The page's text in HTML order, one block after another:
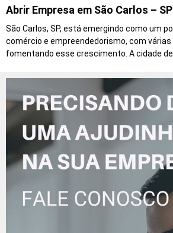
Abrir Empresa em São Carlos – SP
São Carlos, SP, está emergindo como um
comércio e empreendedorismo, com
fomentando esse crescimento. A cidade